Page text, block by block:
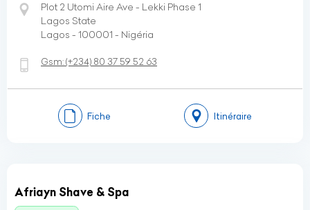
Plot 2 Utomi Aire Ave - Lekki Phase 1
Lagos State
Lagos - 100001 - Nigéria
Gsm:(+234) 80 37 59 52 63
Fiche Itinéraire
Afriayn Shave & Spa